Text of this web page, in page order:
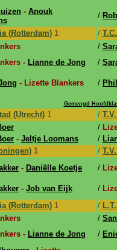
- Anouk
/
(Rotterdam) 1 /
/
- Lianne de Jong /
- Lizette Blankers /
Gemengd
(Utrecht) 1 /
/
- Jeltje Loomans /
1 /
- Daniëlle Koetje /
- Job van Eijk /
(Rotterdam) 1 /
/
- Lianne de Jong /